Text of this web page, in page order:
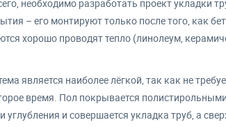
необходимо разработать проект укладки
– его монтируют только после того, как
хорошо проводят тепло (линолеум,
является наиболее лёгкой, так как не
время. Пол покрывается
и совершается укладка труб, а